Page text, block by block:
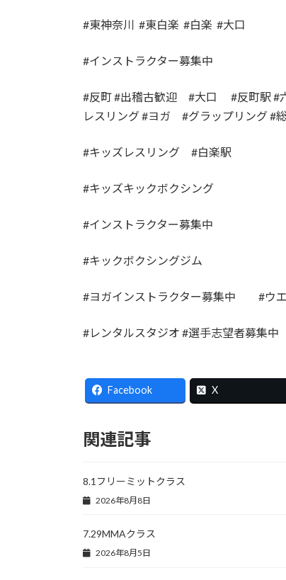
#東神奈川 #東白楽 #白楽 #大口
#インストラクター募集中
#反町 #出稽古歓迎 #大口 #反町駅 #
レスリング #ヨガ #グラップリング #
#キッズレスリング #白楽駅
#キッズキックボクシング
#インストラクター募集中
#キックボクシングジム
#ヨガインストラクター募集中 #ウエ
#レンタルスタジオ #選手志望者募集中
Facebook X
関連記事
8.1フリーミットクラス
2026年8月8日
7.29MMAクラス
2026年8月5日